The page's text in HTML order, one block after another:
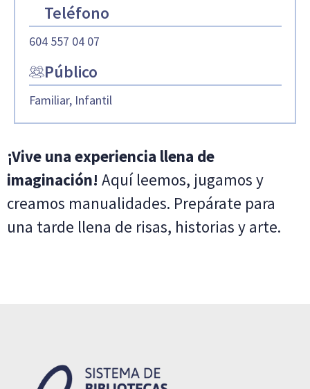
Teléfono
604 557 04 07
Público
Familiar, Infantil
¡Vive una experiencia llena de
imaginación! Aquí leemos, jugamos y
creamos manualidades. Prepárate para
una tarde llena de risas, historias y arte.